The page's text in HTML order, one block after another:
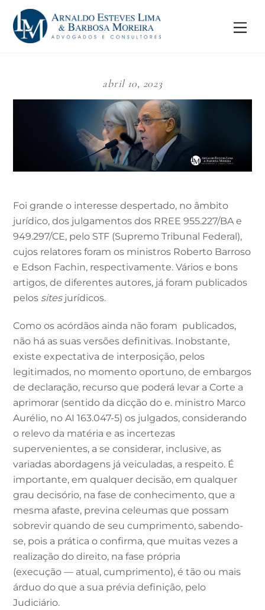
content
abril 10, 2023
Foi grande o interesse despertado, no âmbito
jurídico, dos julgamentos dos RREE 955.227/BA e
949.297/CE, pelo STF (Supremo Tribunal Federal),
cujos relatores foram os ministros Roberto Barroso
e Edson Fachin, respectivamente. Vários e bons
artigos, de diferentes autores, já foram publicados
pelos sitesjurídicos.
Como os acórdãos ainda não foram publicados,
não há as suas versões definitivas. Inobstante,
existe expectativa de interposição, pelos
legitimados, no momento oportuno, de embargos
de declaração, recurso que poderá levar a Corte a
aprimorar (sentido da dicção do e. ministro Marco
Aurélio, no AI 163.047-5) os julgados, considerando
o relevo da matéria e as incertezas
supervenientes, a se considerar, inclusive, as
variadas abordagens já veiculadas, a respeito. É
importante, em qualquer decisão, em qualquer
grau decisório, na fase de conhecimento, que a
mesma afaste, previna celeumas que possam
sobrevir quando de seu cumprimento, sabendo-
se, pois a prática o confirma, que muitas vezes a
realização do direito, na fase própria
(execução — atual, cumprimento), é tão ou mais
árduo do que a sua prévia definição, pelo
Judiciário.